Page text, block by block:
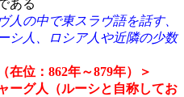
ある
人の中で東スラヴ語を話す、
シ人、ロシア人や近隣の少数
在位：862年～879年）＞
ーグ人（ルーシと自称してお